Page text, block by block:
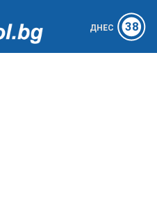
ДНЕС 38